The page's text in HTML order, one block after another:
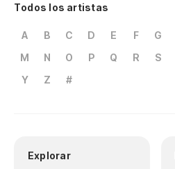
Todos los artistas
A B C D E F G
M
N O P Q R S
Y
Z #
Explorar